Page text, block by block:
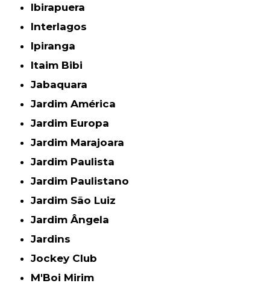
Ibirapuera
Interlagos
Ipiranga
Itaim Bibi
Jabaquara
Jardim América
Jardim Europa
Jardim Marajoara
Jardim Paulista
Jardim Paulistano
Jardim São Luiz
Jardim Ângela
Jardins
Jockey Club
M'Boi Mirim